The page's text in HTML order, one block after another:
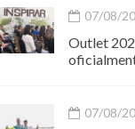
07/08/
Outlet
07/08/